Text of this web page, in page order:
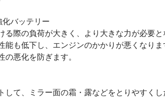
バッテリー
る際の負荷が大きく、より大きな力が必要と
能も低下し、エンジンのかかりが悪くなり
悪化を防ぎます。
して、ミラー面の霜・露などをとりやすくし